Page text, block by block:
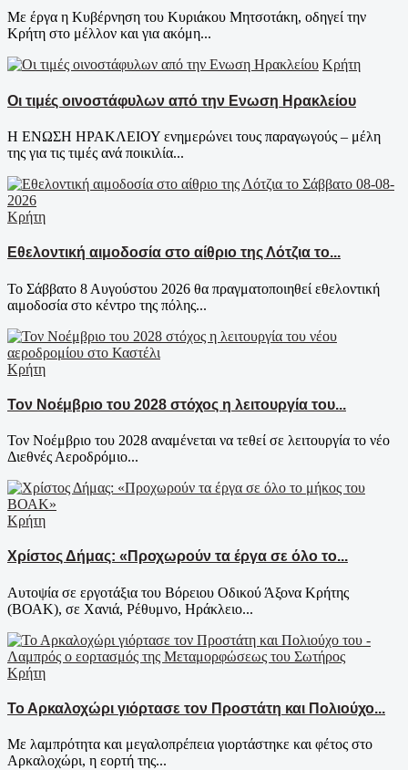
Με έργα η Κυβέρνηση του Κυριάκου Μητσοτάκη, οδηγεί την
Κρήτη στο μέλλον και για ακόμη...
Κρήτη
Οι τιμές οινοστάφυλων από την Ενωση Ηρακλείου
Η ΕΝΩΣΗ ΗΡΑΚΛΕΙΟΥ ενημερώνει τους παραγωγούς – μέλη
της για τις τιμές ανά ποικιλία...
Κρήτη
Εθελοντική αιμοδοσία στο αίθριο της Λότζια το...
Το Σάββατο 8 Αυγούστου 2026 θα πραγματοποιηθεί εθελοντική
αιμοδοσία στο κέντρο της πόλης...
Κρήτη
Τον Νοέμβριο του 2028 στόχος η λειτουργία του...
Τον Νοέμβριο του 2028 αναμένεται να τεθεί σε λειτουργία το νέο
Διεθνές Αεροδρόμιο...
Κρήτη
Χρίστος Δήμας: «Προχωρούν τα έργα σε όλο το...
Αυτοψία σε εργοτάξια του Βόρειου Οδικού Άξονα Κρήτης
(ΒΟΑΚ), σε Χανιά, Ρέθυμνο, Ηράκλειο...
Κρήτη
Το Αρκαλοχώρι γιόρτασε τον Προστάτη και Πολιούχο...
Με λαμπρότητα και μεγαλοπρέπεια γιορτάστηκε και φέτος στο
Αρκαλοχώρι, η εορτή της...